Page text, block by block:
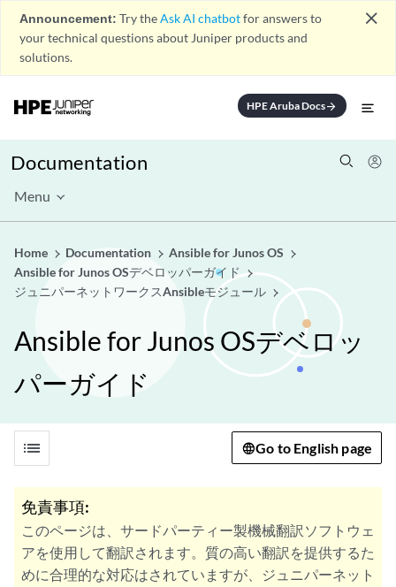
Announcement: Try theAsk AI chatbotfor answers to
your technical questions about Juniper products and
solutions.
close
HPE Aruba Docsarrow_forward
Documentation
Menu
Home Documentation
Ansible for Junos OS
Ansible for Junos OSデベロッパーガイド
ジュニパーネットワークスAnsibleモジュール
Ansible for Junos OSデベロッ
パーガイド
list Go to English page
免責事項:
このページは、サードパーティー製機械翻訳ソフトウェ
アを使用して翻訳されます。質の高い翻訳を提供するた
めに合理的な対応はされていますが、ジュニパーネット